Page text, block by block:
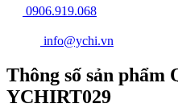
0906.919.068
info@ychi.vn
Thông số sản phẩm
YCHIRT029